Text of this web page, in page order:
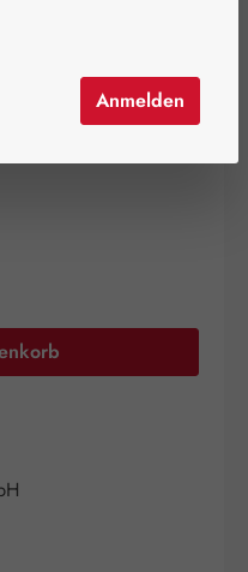
gewünschten
Anmelden